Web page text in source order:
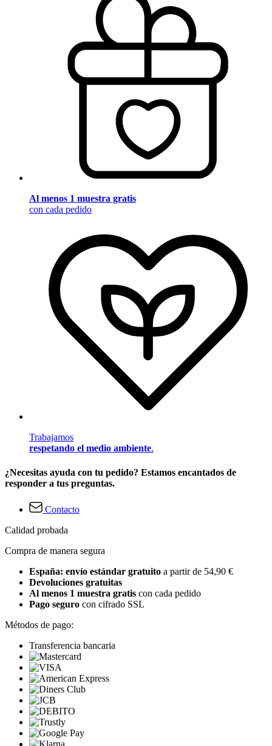
Al menos 1 muestra gratis
con cada pedido
Trabajamos
respetando el medio ambiente.
¿Necesitas ayuda con tu pedido? Estamos encantados de
responder a tus preguntas.
Contacto
Calidad probada
Compra de manera segura
España: envío estándar gratuito a partir de 54,90 €
Devoluciones gratuitas
Al menos 1 muestra gratis con cada pedido
Pago seguro con cifrado SSL
Métodos de pago:
Transferencia bancaria